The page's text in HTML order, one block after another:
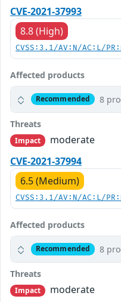
CVE-2021-37993
8.8 (High)
CVSS:3.1/AV:N/AC:L/
Affected products
Recommended 8
Threats
Impact
moderate
CVE-2021-37994
6.5 (Medium)
CVSS:3.1/AV:N/AC:L/
Affected products
Recommended 8
Threats
Impact
moderate